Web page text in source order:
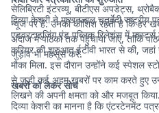
सेलिब्रिटी इंटरव्यू, बीटीएस अपडेट्स,
न्यूज पर है. उनकी कोशिश रहती है कि हर
अंदाज में पाठकों तक पहुंचाया जाए, ताकि
जुड़ाव भी महसूस करें.
दिव्या केशरी ने माखनलाल चतुर्वेदी राष्ट्रीय
एडवरटाइजिंग एंड पब्लिक रिलेशंस में
करियर की शुरुआत ईटीवी भारत से की,
मौका मिला. इस दौरान उन्होंने कई स्पेशल
से जुड़ी कई अहम खबरों पर काम करते हुए
लिखने की अपनी क्षमता को और मजबूत किया.
खबरों को लेकर सोच
दिव्या केशरी का मानना है कि एंटरटेनमेंट